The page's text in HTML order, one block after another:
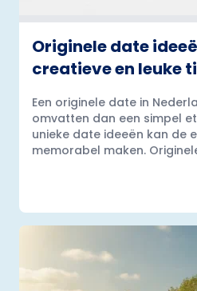
Originele date
creatieve en leuke
Een originele date in
omvatten dan een simpel
unieke date ideeën kan de
memorabel maken.